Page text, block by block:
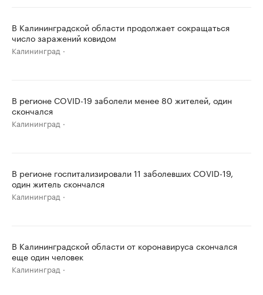
В Калининградской области продолжает сокращаться
число заражений ковидом
Калининград
В регионе COVID-19 заболели менее 80 жителей, один
скончался
Калининград
В регионе госпитализировали 11 заболевших COVID-19,
один житель скончался
Калининград
В Калининградской области от коронавируса скончался
еще один человек
Калининград